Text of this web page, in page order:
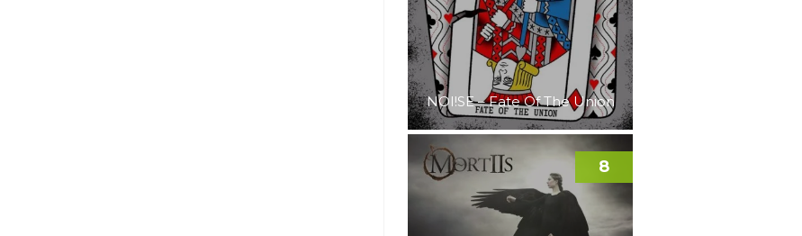
NOI!SE – Fate Of The Union
8